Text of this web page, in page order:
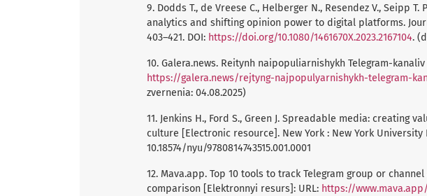
9. Dodds T., de Vreese C., Helberger N., Resendez V., Seipp
analytics and shifting opinion power to digital platforms.
403–421. DOI: https://doi.org/10.1080/1461670X.2023.2167104.
10. Galera.news. Reitynh naipopuliarnishykh Telegram-
https://galera.news/rejtyng-najpopulyarnishykh-telegram-
zvernenia: 04.08.2025)
11. Jenkins H., Ford S., Green J. Spreadable media: creating
culture [Electronic resource]. New York : New York University
10.18574/nyu/9780814743515.001.0001
12. Mava.app. Top 10 tools to track Telegram group or
comparison [Elektronnyi resurs]: URL: https://